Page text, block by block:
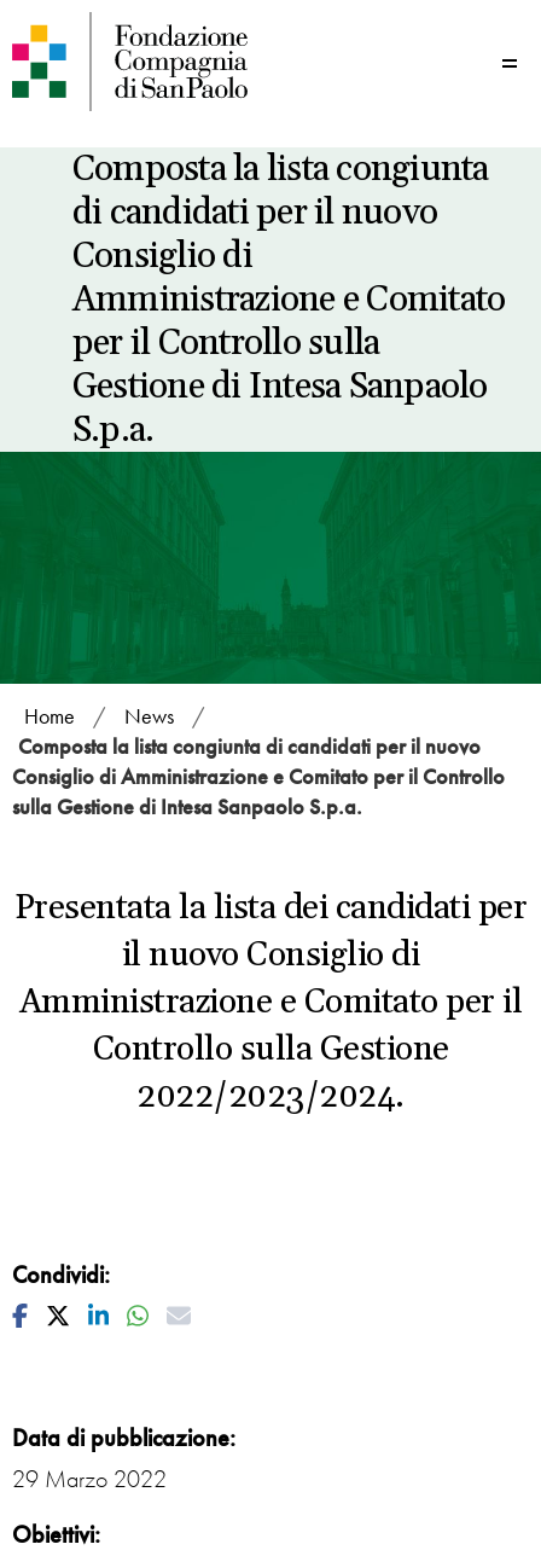
Composta la lista congiunta
di candidati per il nuovo
Consiglio di
Amministrazione e Comitato
per il Controllo sulla
Gestione di Intesa Sanpaolo
S.p.a.
Home / News
/
Composta la lista congiunta di candidati per il nuovo
Consiglio di Amministrazione e Comitato per il Controllo
sulla Gestione di Intesa Sanpaolo S.p.a.
Presentata la lista dei candidati per
il nuovo Consiglio di
Amministrazione e Comitato per il
Controllo sulla Gestione
2022/2023/2024.
Condividi:
Facebook
TwitterLinkedinWhatsapp
Mail
Data di pubblicazione:
29 Marzo 2022
Obiettivi: